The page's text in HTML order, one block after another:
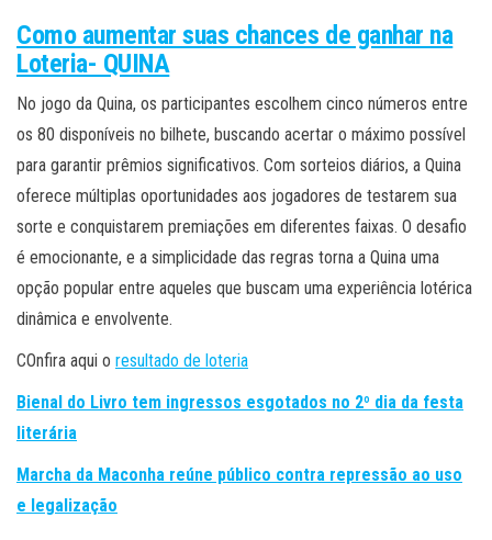
Como aumentar suas chances de ganhar na
Loteria- QUINA
No jogo da Quina, os participantes escolhem cinco números entre
os 80 disponíveis no bilhete, buscando acertar o máximo possível
para garantir prêmios significativos. Com sorteios diários, a Quina
oferece múltiplas oportunidades aos jogadores de testarem sua
sorte e conquistarem premiações em diferentes faixas. O desafio
é emocionante, e a simplicidade das regras torna a Quina uma
opção popular entre aqueles que buscam uma experiência lotérica
dinâmica e envolvente.
COnfira aqui o resultado de loteria
Bienal do Livro tem ingressos esgotados no 2º dia da festa
literária
Marcha da Maconha reúne público contra repressão ao uso
e legalização